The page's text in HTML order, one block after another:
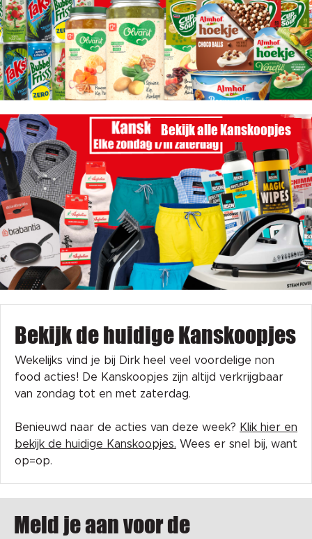
Bekijk alle Kanskoopjes
Bekijk de huidige Kanskoopjes
Wekelijks vind je bij Dirk heel veel voordelige non
food acties! De Kanskoopjes zijn altijd verkrijgbaar
van zondag tot en met zaterdag.
Benieuwd naar de acties van deze week? Klik hier en
bekijk de huidige Kanskoopjes. Wees er snel bij, want
op=op.
Meld je aan voor de